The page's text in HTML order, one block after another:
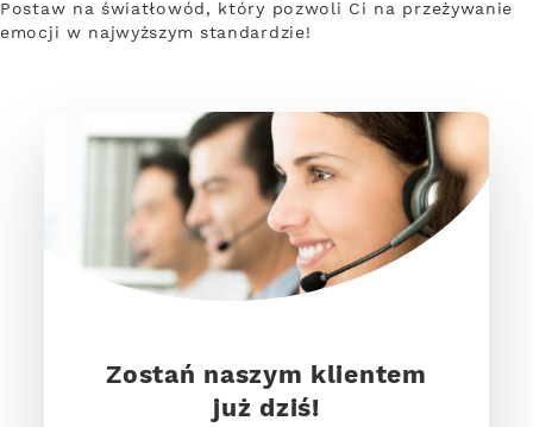
Postaw na światłowód, który pozwoli Ci na przeżywanie
emocji w najwyższym standardzie!
Zostań naszym klientem
już dziś!